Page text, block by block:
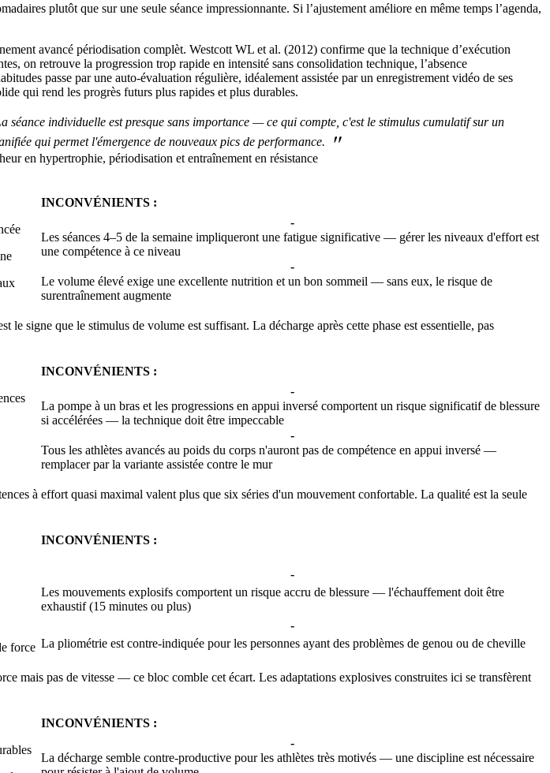
plutôt que sur une seule séance impressionnante. Si l’ajustement améliore en même temps l’agenda,
avancé périodisation complèt. Westcott WL et al. (2012) confirme que la technique d’exécution
on retrouve la progression trop rapide en intensité sans consolidation technique, l’absence
passe par une auto-évaluation régulière, idéalement assistée par un enregistrement vidéo de ses
qui rend les progrès futurs plus rapides et plus durables.
séance individuelle est presque sans importance — ce qui compte, c'est le stimulus cumulatif sur un
qui permet l'émergence de nouveaux pics de performance.
"
en hypertrophie, périodisation et entraînement en résistance
INCONVÉNIENTS :
-
Les séances 4–5 de la semaine impliqueront une fatigue significative — gérer les niveaux d'effort est
une compétence à ce niveau
-
Le volume élevé exige une excellente nutrition et un bon sommeil — sans eux, le risque de
surentraînement augmente
signe que le stimulus de volume est suffisant. La décharge après cette phase est essentielle, pas
INCONVÉNIENTS :
-
La pompe à un bras et les progressions en appui inversé comportent un risque significatif de blessure
si accélérées — la technique doit être impeccable
-
Tous les athlètes avancés au poids du corps n'auront pas de compétence en appui inversé —
remplacer par la variante assistée contre le mur
à effort quasi maximal valent plus que six séries d'un mouvement confortable. La qualité est la seule
force
INCONVÉNIENTS :
-
Les mouvements explosifs comportent un risque accru de blessure — l'échauffement doit être
exhaustif (15 minutes ou plus)
-
La pliométrie est contre-indiquée pour les personnes ayant des problèmes de genou ou de cheville
mais pas de vitesse — ce bloc comble cet écart. Les adaptations explosives construites ici se transfèrent
INCONVÉNIENTS :
-
La décharge semble contre-productive pour les athlètes très motivés — une discipline est nécessaire